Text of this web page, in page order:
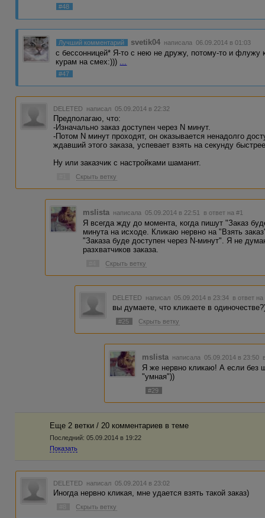
#48
Лучший комментарий svetik04 написала 06.09.2014 в 01:03
с бессонницей* Я-то с нею не дружу, потому-то и флужу
курам на смех:))) ...
#47
DELETED написал 05.09.2014 в 22:32
Предполагаю, что:
-Изначально заказ доступен через N минут.
-Потом N минут проходят, он оказывается ненадолго
ждавший этого заказа, успевает взять на секунду
Ну или заказчик с настройками шаманит.
Скрыть ветку
mslista написала 05.09.2014 в 22:51 в ответ на #1
Я всегда жду до момента, когда пишут "Заказ
минута на исходе. Кликаю нервно на "Взять
"Заказа буде доступен через N-минут". Я не
разхватчиков заказа.
Скрыть ветку
DELETED написал 05.09.2014 в 23:34 в ответ на
вы думаете, что кликаете в
#25 Скрыть ветку
mslista написала 05.09.2014 в 23:50
Я же нервно кликаю! А если без
"умная"))
#29
Еще 2 ветки / 20 комментариев в темe
Последний: 05.09.2014 в 19:22
Показать
DELETED написал 05.09.2014 в 23:02
Иногда нервно кликая, мне удается взять такой заказ)
Скрыть ветку